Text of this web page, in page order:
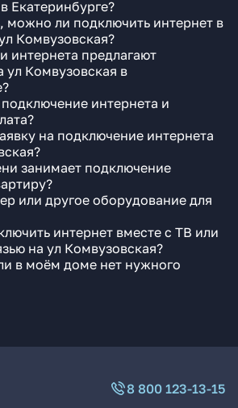
Екатеринбурге?
можно ли подключить интернет в
Комвузовская?
интернета предлагают
ул Комвузовская в
интернета и
на подключение интернета
занимает подключение
или другое оборудование для
интернет вместе с ТВ или
на ул Комвузовская?
в моём доме нет нужного
8 800 123-13-15